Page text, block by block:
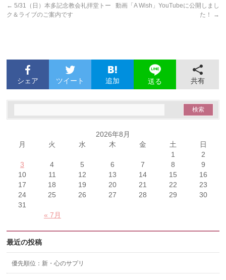
← 5/31（日）本多記念教会礼拝堂トー
ク＆ライブのご案内です
動画「A Wish」YouTubeに公開しまし
た！
→
シェア ツイート 追加 送る 共有
2026年8月
月
火 水 木 金 土 日
« 7月
1
2
3
4 5 6 7 8
9
10
11 12 13 14 15
16
17
18 19 20 21 22
23
24
25 26 27 28 29
30
31
最近の投稿
優先順位：新・心のサプリ